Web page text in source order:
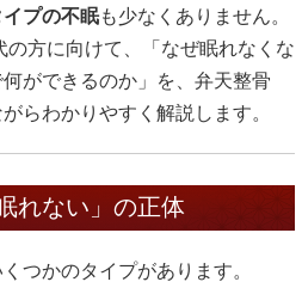
プの不眠も少なくありません。
の方に向けて、「なぜ眠れなくな
ができるのか」を、弁天整骨
らわかりやすく解説します。
れない」の正体
つかのタイプがあります。